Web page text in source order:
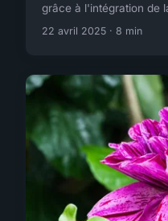
grâce à l'intégration de
22 avril 2025 · 8 min